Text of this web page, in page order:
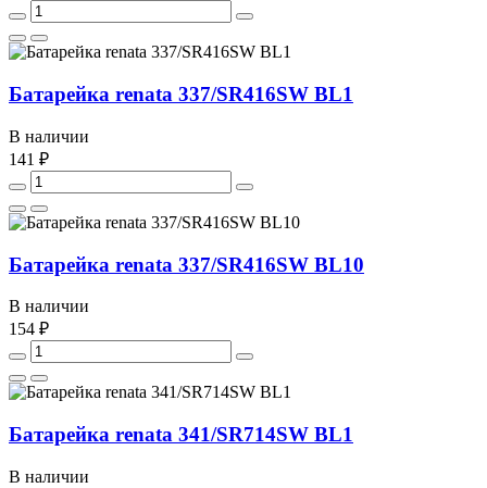
Батарейка renata 337/SR416SW BL1
В наличии
141 ₽
Батарейка renata 337/SR416SW BL10
В наличии
154 ₽
Батарейка renata 341/SR714SW BL1
В наличии